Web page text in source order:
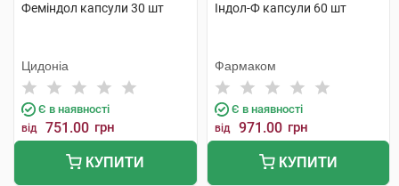
Феміндол капсули 30 шт
Цидоніа
Є в наявності
від 751.00 грн
КУПИТИ
Індол-Ф капсули 60 шт
Фармаком
Є в наявності
від 971.00 грн
КУПИТИ